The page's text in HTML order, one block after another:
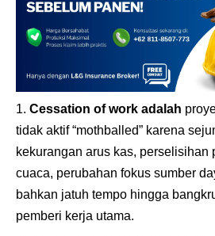
Cessation of work adalah
tidak aktif “mothballed” karena
kekurangan arus kas, perselisihan
cuaca, perubahan fokus sumber
bahkan jatuh tempo hingga
pemberi kerja utama.